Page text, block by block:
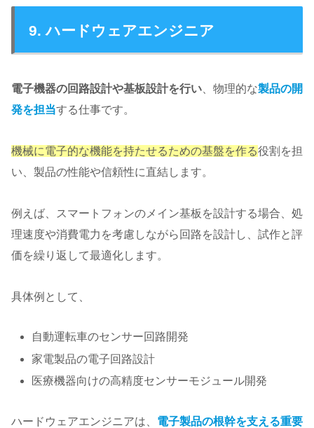
9. ハードウェアエンジニア
電子機器の回路設計や基板設計を行い 、物理的な製品の開
発を担当する仕事です。
機械に電子的な機能を持たせるための基盤を作る役割を担
い、製品の性能や信頼性に直結します。
例えば、スマートフォンのメイン基板を設計する場合、処
理速度や消費電力を考慮しながら回路を設計し、試作と評
価を繰り返して最適化します。
具体例として、
自動運転車のセンサー回路開発
家電製品の電子回路設計
医療機器向けの高精度センサーモジュール開発
ハードウェアエンジニアは、 電子製品の根幹を支える重要